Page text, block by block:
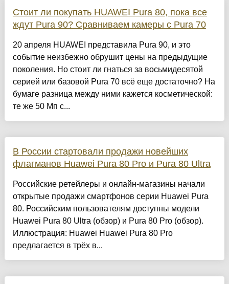
Стоит ли покупать HUAWEI Pura 80, пока все
ждут Pura 90? Сравниваем камеры с Pura 70
20 апреля HUAWEI представила Pura 90, и это
событие неизбежно обрушит цены на предыдущие
поколения. Но стоит ли гнаться за восьмидесятой
серией или базовой Pura 70 всё еще достаточно? На
бумаге разница между ними кажется косметической:
те же 50 Мп с...
В России стартовали продажи новейших
флагманов Huawei Pura 80 Pro и Pura 80 Ultra
Российские ретейлеры и онлайн-магазины начали
открытые продажи смартфонов серии Huawei Pura
80. Российским пользователям доступны модели
Huawei Pura 80 Ultra (обзор) и Pura 80 Pro (обзор).
Иллюстрация: Huawei Huawei Pura 80 Pro
предлагается в трёх в...